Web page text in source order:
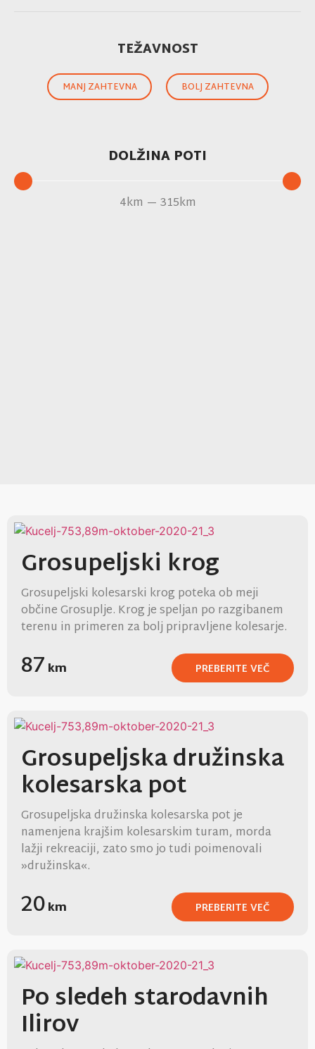
TEŽAVNOST
MANJ ZAHTEVNA BOLJ ZAHTEVNA
DOLŽINA POTI
4km — 315km
Grosupeljski krog
Grosupeljski kolesarski krog poteka ob meji
občine Grosuplje. Krog je speljan po razgibanem
terenu in primeren za bolj pripravljene kolesarje.
87 km PREBERITE VEČ
Grosupeljska družinska
kolesarska pot
Grosupeljska družinska kolesarska pot je
namenjena krajšim kolesarskim turam, morda
lažji rekreaciji, zato smo jo tudi poimenovali
»družinska«.
20km PREBERITE VEČ
Po sledeh starodavnih
Ilirov